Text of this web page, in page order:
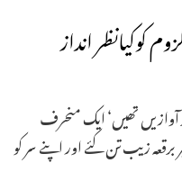
کوکیانظر انداز
یں تھیں‘ ایک منحرف
زیب تن کئے اور اپنے سر کو